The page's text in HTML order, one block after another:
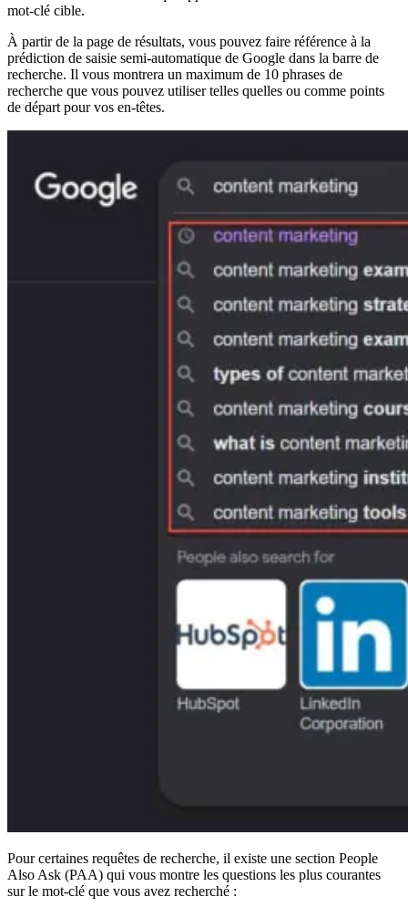
mot-clé cible.
À partir de la page de résultats, vous pouvez faire référence à la
prédiction de saisie semi-automatique de Google dans la barre de
recherche. Il vous montrera un maximum de 10 phrases de
recherche que vous pouvez utiliser telles quelles ou comme points
de départ pour vos en-têtes.
Pour certaines requêtes de recherche, il existe une section People
Also Ask (PAA) qui vous montre les questions les plus courantes
sur le mot-clé que vous avez recherché :